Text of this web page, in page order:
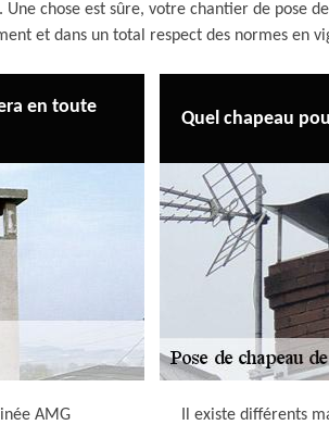
chose est sûre, votre chantier de pose
et dans un total respect des normes en
en toute
AMG
Quel chapeau
Il existe différents